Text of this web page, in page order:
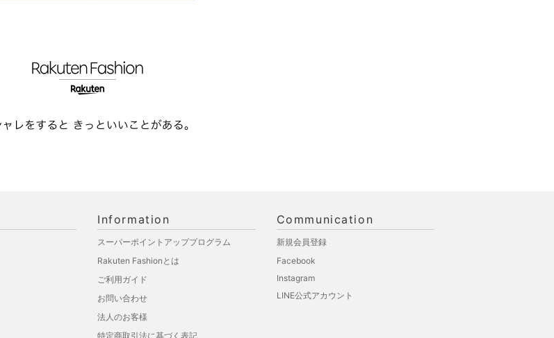
Information
スーパーポイントアッププログラム
Rakuten Fashionとは
ご利用ガイド
お問い合わせ
法人のお客様
特定商取引法に基づく表記
Communication
新規会員登録
Facebook
Instagram
LINE公式アカウント